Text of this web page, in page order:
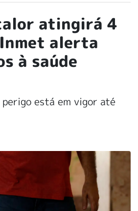
atingirá 4
alerta
à saúde
está em vigor até